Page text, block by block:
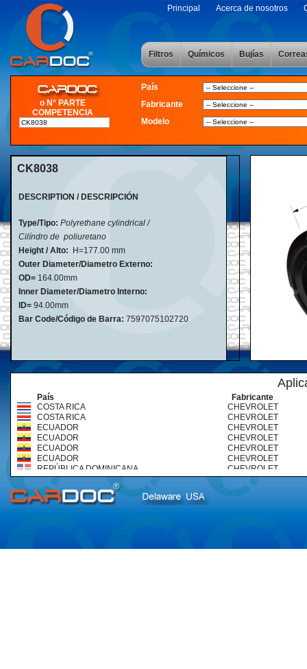
Principal Acerca de nosotros
Filtros Químicos Bujías
o N° PARTE
COMPETENCIA
País
Fabricante
Modelo
CK8038
DESCRIPTION / DESCRIPCIÓN
Type/Tipo: Polyrethane cylindrical /
Cilíndro de poliuretano
Height / Alto:
H=177.00 mm
Outer Diameter/Diametro Externo:
OD= 164.00mm
Inner Diameter/Diametro Interno:
ID= 94.00mm
Bar Code/Código de Barra: 7597075102720
País
Fabricante
COSTA RICA
CHEVROLET
COSTA RICA
CHEVROLET
ECUADOR
CHEVROLET
ECUADOR
CHEVROLET
ECUADOR
CHEVROLET
ECUADOR
CHEVROLET
REPÚBLICA DOMINICANA
CHEVROLET
REPÚBLICA DOMINICANA
CHEVROLET
VENEZUELA
CHEVROLET
VENEZUELA
VENEZUELA
CHEVROLET
VENEZUELA
CHEVROLET